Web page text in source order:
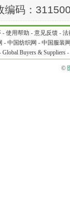
编码：
- 使用帮助 - 意见反馈 - 法
- 中国纺织网 - 中国服装
Global Buyers & Suppliers -
©